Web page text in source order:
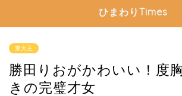
ひまわりTimes
東大王
勝田りおがかわいい！度
きの完璧才女